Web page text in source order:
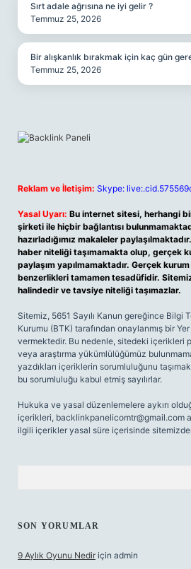
Sırt adale ağrısına ne iyi gelir ?
Temmuz 25, 2026
Bir alışkanlık bırakmak için kaç gün
Temmuz 25, 2026
Reklam ve İletişim: Skype:
Yasal Uyarı: Bu internet sitesi, herhangi
şirketi ile hiçbir bağlantısı
hazırladığımız makaleler
haber niteliği taşımamakta olup, gerçek
paylaşım yapılmamaktadır. Gerçek
benzerlikleri tamamen tesadüfidir.
halindedir ve tavsiye niteliği taşımazlar.
Sitemiz, 5651 Sayılı Kanun gereğince Bilgi
Kurumu (BTK) tarafından onaylanmış bir
vermektedir. Bu nedenle, sitedeki içerikleri
veya araştırma yükümlülüğümüz
yazdıkları içeriklerin sorumluluğunu
bu sorumluluğu kabul etmiş sayılırlar.
Hukuka ve yasal düzenlemelere aykırı
içerikleri, backlinkpanelicomtr@gmail.com
ilgili içerikler yasal süre içerisinde
SON YORUMLAR
9 Aylık Oyunu Nedir için admin